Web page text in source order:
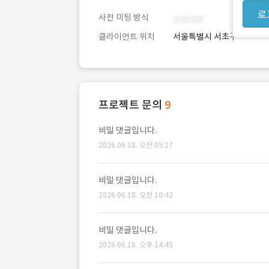
로
사전 미팅 방식
클라이언트 위치
서울특별시 서초구
프로젝트 문의 9
비밀 댓글입니다.
2026.06.18. 오전 09:27
비밀 댓글입니다.
2026.06.18. 오전 10:42
비밀 댓글입니다.
2026.06.18. 오후 14:45